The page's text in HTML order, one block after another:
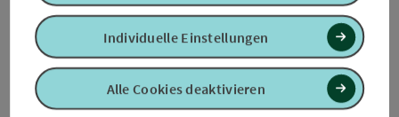
PDF erstellen In der Nähe
Alle Cookies deaktivieren
Individuelle Einstellungen